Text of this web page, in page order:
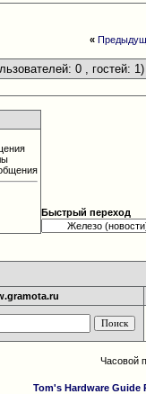
«
0 , гостей: 1)
Быстрый переход
Часовой
Tom's Hardware Guide